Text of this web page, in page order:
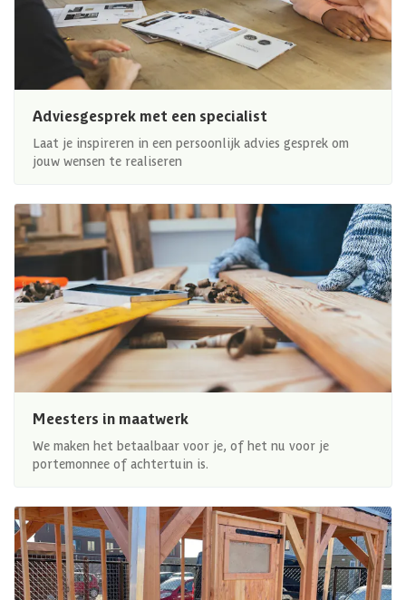
Adviesgesprek met een specialist
Laat je inspireren in een persoonlijk advies gesprek om
jouw wensen te realiseren
Meesters in maatwerk
We maken het betaalbaar voor je, of het nu voor je
portemonnee of achtertuin is.